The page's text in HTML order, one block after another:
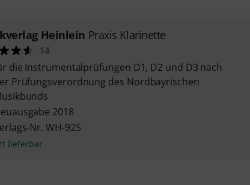
Heinlein Praxis Klarinette
14
die Instrumentalprüfungen D1, D2 und D3 nach
Prüfungsverordnung des Nordbayrischen
2018
Nr. WH-925
lieferbar